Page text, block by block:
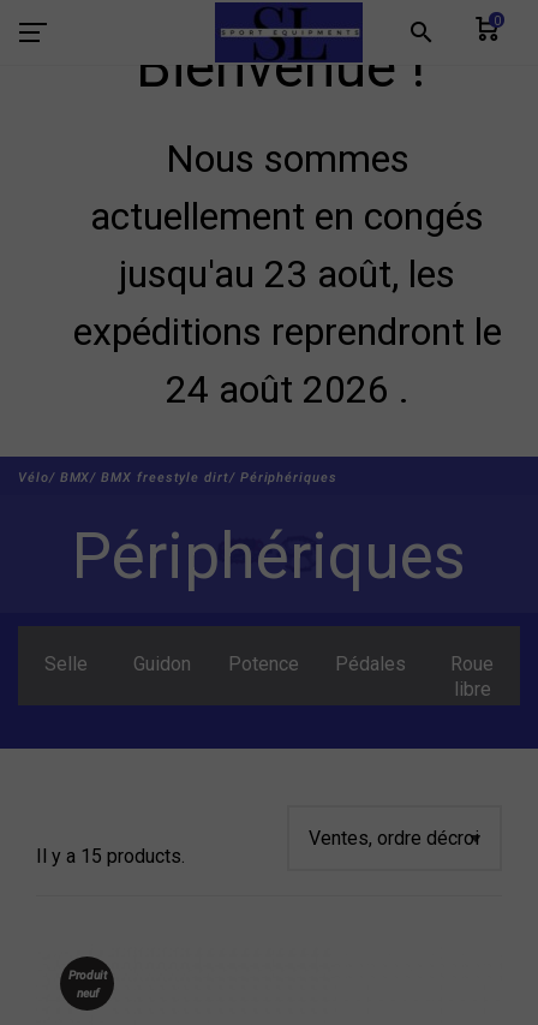
search 0
Bienvenue !
Nous sommes
actuellement en congés
jusqu'au 23 août, les
expéditions reprendront le
24 août 2026 .
Vélo/ BMX/ BMX freestyle dirt/ Périphériques
Périphériques
Selle Guidon Potence Pédales
Roue
libre
Prix
Il y a 15 products.
Produit
neuf